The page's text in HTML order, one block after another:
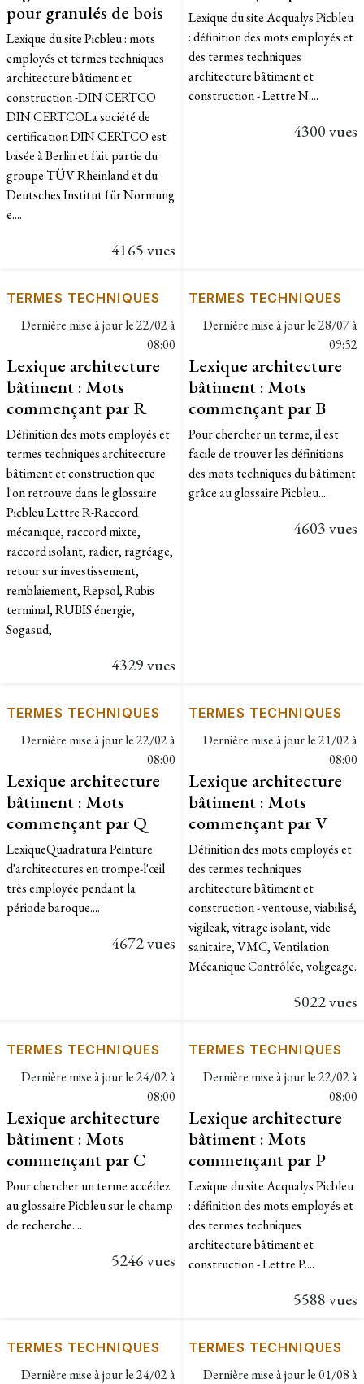
pour granulés de bois
Lexique du site Picbleu : mots
employés et termes techniques
architecture bâtiment et
construction -DIN CERTCO​​
DIN CERTCOLa société de
certification DIN CERTCO est
basée à Berlin et fait partie du
groupe TÜV Rheinland et du
Deutsches Institut für Normung
e....
4165 vues
Lexique du site Acqualys Picbleu
: définition des mots employés et
des termes techniques
architecture bâtiment et
construction - Lettre N....
4300 vues
TERMES TECHNIQUES
Dernière mise à jour le22/02 à
08:00
Lexique architecture
bâtiment : Mots
commençant par R
Définition des mots employés et
termes techniques architecture
bâtiment et construction que
l'on retrouve dans le glossaire
Picbleu Lettre R-Raccord
mécanique, raccord mixte,
raccord isolant, radier, ragréage,
retour sur investissement,
remblaiement, Repsol, Rubis
terminal, RUBIS énergie,
Sogasud,
4329 vues
TERMES TECHNIQUES
Dernière mise à jour le28/07 à
09:52
Lexique architecture
bâtiment : Mots
commençant par B
Pour chercher un terme, il est
facile de trouver les définitions
des mots techniques du bâtiment
grâce au glossaire Picbleu....
4603 vues
TERMES TECHNIQUES
Dernière mise à jour le22/02 à
08:00
Lexique architecture
bâtiment : Mots
commençant par Q
Lexique​​Quadratura Peinture
d'architectures en trompe-l'œil
très employée pendant la
période baroque....
4672 vues
TERMES TECHNIQUES
Dernière mise à jour le21/02 à
08:00
Lexique architecture
bâtiment : Mots
commençant par V
Définition des mots employés et
des termes techniques
architecture bâtiment et
construction - ventouse, viabilisé,
vigileak, vitrage isolant, vide
sanitaire, VMC, Ventilation
Mécanique Contrôlée, voligeage.
5022 vues
TERMES TECHNIQUES
Dernière mise à jour le24/02 à
08:00
Lexique architecture
bâtiment : Mots
commençant par C
Pour chercher un terme accédez
au glossaire Picbleu sur le champ
de recherche....
5246 vues
TERMES TECHNIQUES
Dernière mise à jour le22/02 à
08:00
Lexique architecture
bâtiment : Mots
commençant par P
​Lexique du site Acqualys Picbleu
: définition des mots employés et
des termes techniques
architecture bâtiment et
construction - Lettre P....
5588 vues
TERMES TECHNIQUES
Dernière mise à jour le24/02 à
TERMES TECHNIQUES
Dernière mise à jour le01/08 à